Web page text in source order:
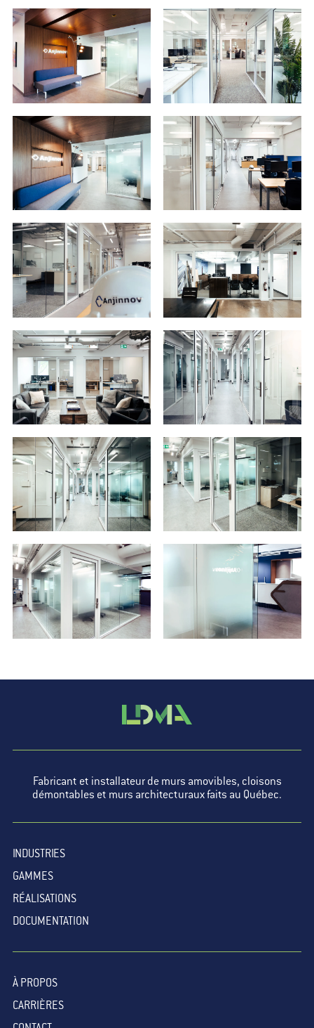
Fabricant et installateur de murs amovibles, cloisons
démontables et murs architecturaux faits au Québec.
INDUSTRIES
GAMMES
RÉALISATIONS
DOCUMENTATION
À PROPOS
CARRIÈRES